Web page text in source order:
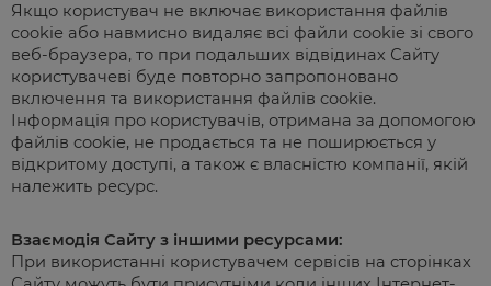
Якщо користувач не включає використання файлів
cookie або навмисно видаляє всі файли cookie зі свого
веб-браузера, то при подальших відвідинах Сайту
користувачеві буде повторно запропоновано
включення та використання файлів cookie.
Інформація про користувачів, отримана за допомогою
файлів cookie, не продається та не поширюється у
відкритому доступі, а також є власністю компанії, якій
належить ресурс.
Взаємодія Сайту з іншими ресурсами:
При використанні користувачем сервісів на сторінках